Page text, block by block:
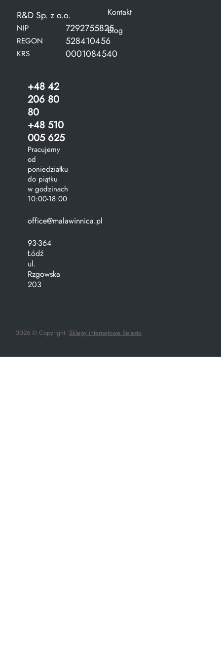
R&D Sp. z o.o.
NIP 7292755825
REGON 528410456
KRS 0001084540
+48 42
206 80
80
+48 510
005 625
Pracujemy
od
poniedziałku
do piątku
w godzinach
10:00-18:00
office@malawinnica.pl
93-364
Łódź
ul.
Rzgowska
203
Kontakt
Blog
2026 © Copyright. Sklepy internetowe Selesto